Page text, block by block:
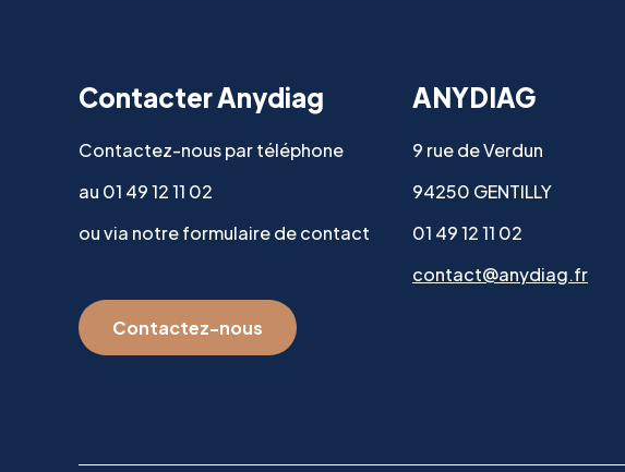
Contacter Anydiag
Contactez-nous par téléphone
au 01 49 12 11 02
ou via notre formulaire de contact
Contactez-nous
ANYDIAG
9 rue de Verdun
94250 GENTILLY
01 49 12 11 02
contact@anydiag.fr